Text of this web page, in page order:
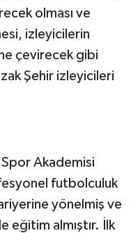
olması ve
izleyicilerin
çevirecek gibi
Şehir izleyicileri
Akademisi
futbolculuk
yönelmiş ve
eğitim almıştır. İlk